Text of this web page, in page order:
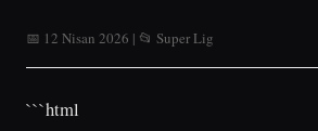
📅 12 Nisan 2026 | 📂 Super Lig
```html